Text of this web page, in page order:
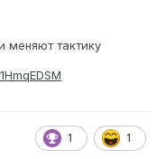
меняют тактику
1 1